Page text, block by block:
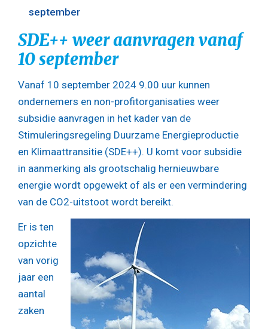
september
SDE++ weer aanvragen vanaf
10 september
Vanaf 10 september 2024 9.00 uur kunnen
ondernemers en non-profitorganisaties weer
subsidie aanvragen in het kader van de
Stimuleringsregeling Duurzame Energieproductie
en Klimaattransitie (SDE++). U komt voor subsidie
in aanmerking als grootschalig hernieuwbare
energie wordt opgewekt of als er een vermindering
van de CO2-uitstoot wordt bereikt.
Er is ten
opzichte
van vorig
jaar een
aantal
zaken